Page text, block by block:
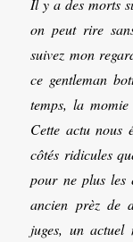
Il y a des morts
on peut rire
suivez mon
ce gentleman
temps, la momie
Cette actu nous
côtés ridicules
pour ne plus les
ancien prèz de
juges, un